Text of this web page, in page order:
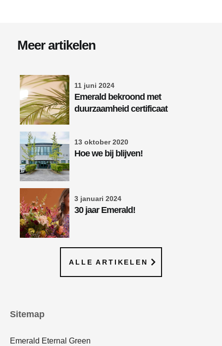
Meer artikelen
11 juni 2024
Emerald bekroond met
duurzaamheid certificaat
13 oktober 2020
Hoe we bij blijven!
3 januari 2024
30 jaar Emerald!
ALLE ARTIKELEN
Sitemap
Emerald Eternal Green